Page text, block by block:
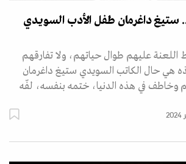
ستيغ داغرمان طفل الأدب السويدي
اللعنة عليهم طوال حياتهم، ولا تفارقهم
هي حال الكاتب السويدي ستيغ داغرمان
وخاطف في هذه الدنيا، ختمه بنفسه، لفّه